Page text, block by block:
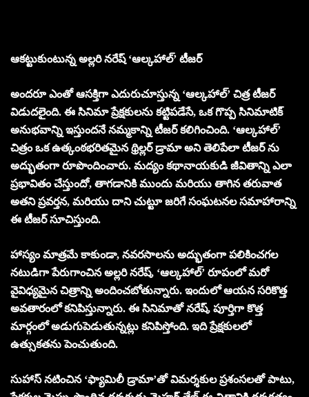
ఆకట్టుకుంటున్న అల్లరి నరేష్ ‘ఆల్కహాల్’ టీజర్
అందరూ ఎంతో ఆసక్తిగా ఎదురుచూస్తున్న ‘ఆల్కహాల్’ చిత్ర టీజర్
విడుదలైంది. ఈ సినిమా ప్రేక్షకులను కట్టిపడేసే, ఒక గొప్ప సినిమాటిక్
అనుభవాన్ని ఇస్తుందనే నమ్మకాన్ని టీజర్ కలిగించింది. ‘ఆల్కహాల్’
చిత్రం ఒక ఉత్కంఠభరితమైన థ్రిల్లర్ డ్రామా అని తెలిపేలా టీజర్ ను
అద్భుతంగా రూపొందించారు. మద్యం కథానాయకుడి జీవితాన్ని ఎలా
ప్రభావితం చేస్తుందో, తాగడానికి ముందు మరియు తాగిన తరువాత
అతని ప్రవర్తన, మరియు దాని చుట్టూ జరిగే సంఘటనల సమాహారాన్ని
ఈ టీజర్ సూచిస్తుంది.
హాస్యం మాత్రమే కాకుండా, నవరసాలను అద్భుతంగా పలికించగల
నటుడిగా పేరుగాంచిన అల్లరి నరేష్, ‘ఆల్కహాల్’ రూపంలో మరో
వైవిధ్యమైన చిత్రాన్ని అందించబోతున్నారు. ఇందులో ఆయన సరికొత్త
అవతారంలో కనిపిస్తున్నారు. ఈ సినిమాతో నరేష్, పూర్తిగా కొత్త
మార్గంలో అడుగుపెడుతున్నట్లు కనిపిస్తోంది. ఇది ప్రేక్షకులలో
ఉత్సుకతను పెంచుతుంది.
సుహాస్ నటించిన ‘ఫ్యామిలీ డ్రామా’తో విమర్శకుల ప్రశంసలతో పాటు,